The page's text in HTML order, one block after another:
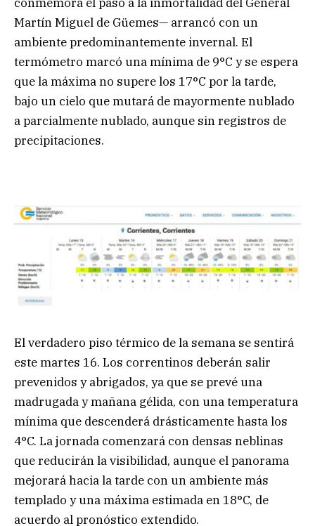
Martín Miguel de Güemes— arrancó con un
ambiente predominantemente invernal. El
termómetro marcó una mínima de 9°C y se espera
que la máxima no supere los 17°C por la tarde,
bajo un cielo que mutará de mayormente nublado
a parcialmente nublado, aunque sin registros de
precipitaciones.
El verdadero piso térmico de la semana se sentirá
este martes 16. Los correntinos deberán salir
prevenidos y abrigados, ya que se prevé una
madrugada y mañana gélida, con una temperatura
mínima que descenderá drásticamente hasta los
4°C. La jornada comenzará con densas neblinas
que reducirán la visibilidad, aunque el panorama
mejorará hacia la tarde con un ambiente más
templado y una máxima estimada en 18°C, de
acuerdo al pronóstico extendido.